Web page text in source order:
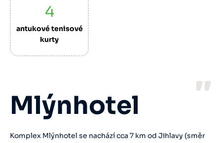
4
antukové tenisové
kurty
Mlýnhotel
Komplex Mlýnhotel se nachází cca 7 km od Jihlavy (směr